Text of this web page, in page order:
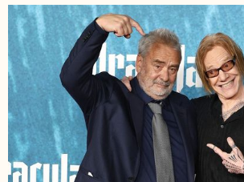
Taormina, Italie 28 juin
2025 ©SGPItalia
eu lieu
03/02/
photo
Sarah